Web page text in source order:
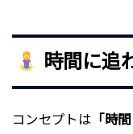
時間に追
コンセプトは 「時